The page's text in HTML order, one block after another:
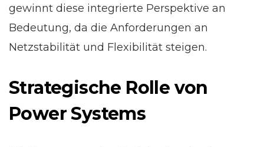
gewinnt diese integrierte Perspektive an
Bedeutung, da die Anforderungen an
Netzstabilität und Flexibilität steigen.
Strategische Rolle von
Power Systems